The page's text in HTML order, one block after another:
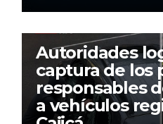
Autoridades
captura de los
responsables
a vehículos